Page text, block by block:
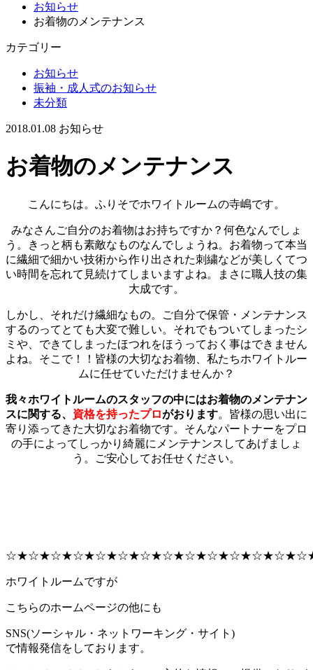
お知らせ
お着物のメンテナンス
カテゴリー
お知らせ
振袖・成人式のお知らせ
未分類
2018.01.08 お知らせ
お着物のメンテナンス
こんにちは。ふりそでホワイトルームの寺嶋です。
みなさんご自分のお着物はお持ちですか？何色なんでしょ
う。きっと柄も素敵なものなんでしょうね。お着物って本当
に繊細で細かい技術から作り出された刺繍などが美しくてつ
い時間を忘れて見続けてしまいますよね。まさに職人技の集
大成です。
しかし、それだけ繊細なもの。ご自分で保管・メンテナンス
するのってとても大変で難しい。それでもついてしまったシ
ミや、できてしまったほつれをほうっておく事はできません
よね。そこで！！皆様の大切なお着物、私たちホワイトルー
ムに任せていただけませんか？
我々ホワイトルームのスタッフの中にはお着物のメンテナン
スに関する、 資格を持ったプロがおります。皆様の思い出に
寄り添ってきた大切なお着物です。そんなパートナーをプロ
の手によってしっかり綺麗にメンテナンスしてあげましょ
う。ご安心してお任せください。
ホワイトルームですが
こちらのホームページの他にも
SNS(ソーシャル・ネットワーキング・サイト)
で情報発信をしております。